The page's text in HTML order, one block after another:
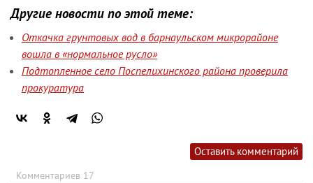
Другие новости по этой теме:
Откачка грунтовых вод в барнаульском микрорайоне
вошла в «нормальное русло»
Подтопленное село Поспелихинского района проверила
прокуратура
Оставить комментарий
Комментариев 17